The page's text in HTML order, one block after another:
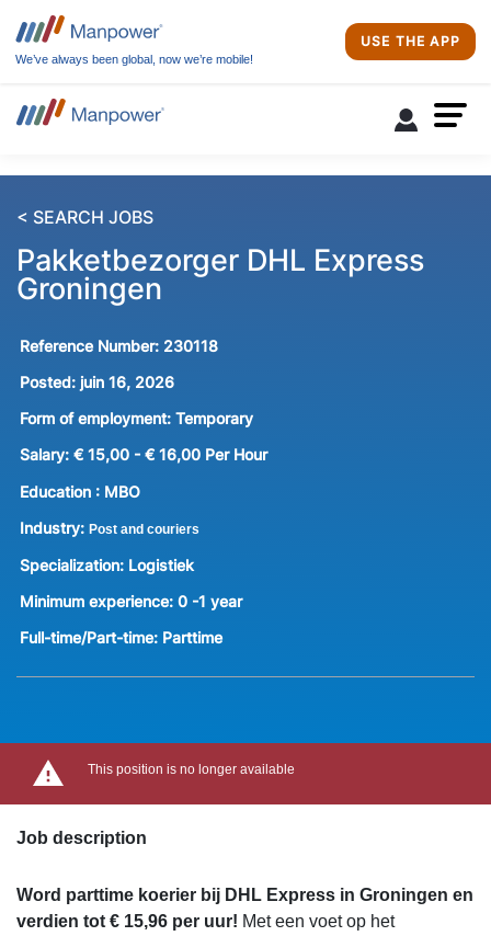
We’ve always been global, now we’re mobile!
USE THE APP
< SEARCH JOBS
Pakketbezorger DHL Express
Groningen
Reference Number: 230118
Posted: juin 16, 2026
Form of employment: Temporary
Salary: € 15,00 - € 16,00 Per Hour
Education : MBO
Industry: Post and couriers
Specialization: Logistiek
Minimum experience: 0 -1 year
Full-time/Part-time: Parttime
This position is no longer available
Job description
Word parttime koerier bij DHL Express in Groningen en
verdien tot € 15,96 per uur! Met een voet op het